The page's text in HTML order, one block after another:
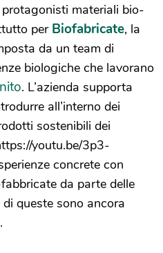
materiali bio-
per Biofabricate, la
da un team di
biologiche che lavorano
. L’azienda supporta
all’interno dei
sostenibili dei
youtu.be/3p3-
concrete con
da parte delle
queste sono ancora